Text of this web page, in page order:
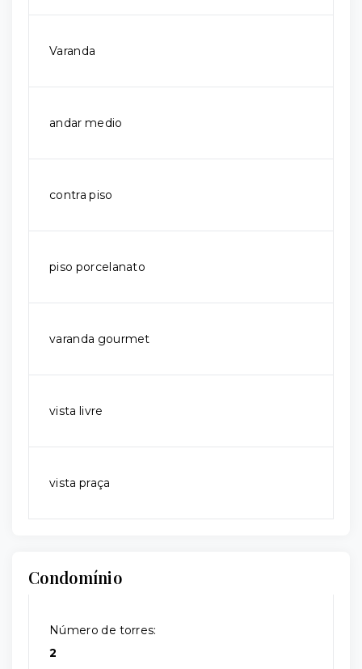
Varanda
andar medio
contra piso
piso porcelanato
varanda gourmet
vista livre
vista praça
Condomínio
Número de torres:
2